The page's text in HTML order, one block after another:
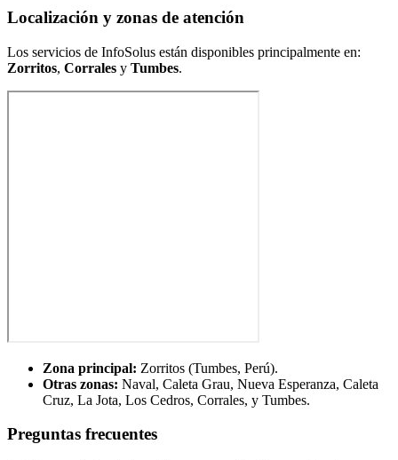
Localización y zonas de atención
Los servicios de InfoSolus están disponibles principalmente en:
Zorritos, Corrales y Tumbes.
Zona principal: Zorritos (Tumbes, Perú).
Otras zonas: Naval, Caleta Grau, Nueva Esperanza, Caleta
Cruz, La Jota, Los Cedros, Corrales, y Tumbes.
Preguntas frecuentes